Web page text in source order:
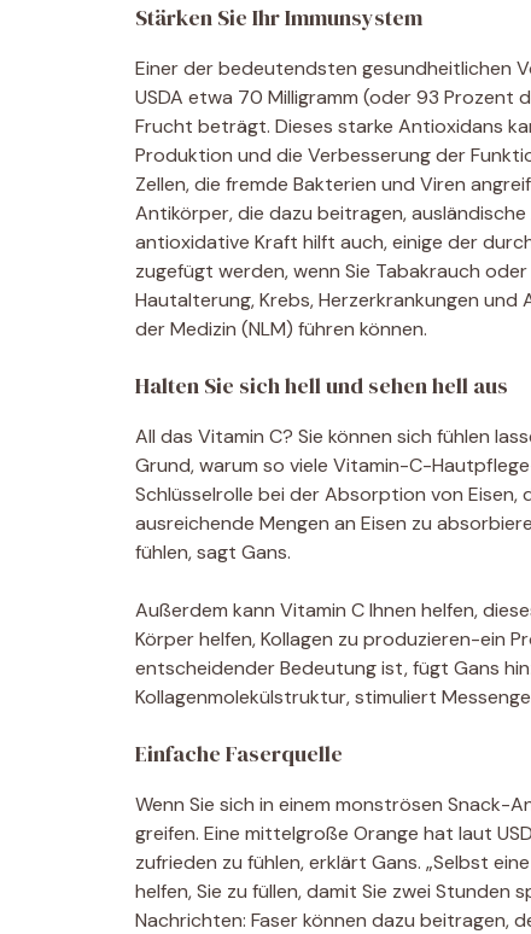
Stärken Sie Ihr Immunsystem
Einer der bedeutendsten gesundheitlichen
USDA etwa 70 Milligramm (oder 93 Prozent
Frucht beträgt. Dieses starke Antioxidans
Produktion und die Verbesserung der
Zellen, die fremde Bakterien und Viren
Antikörper, die dazu beitragen,
antioxidative Kraft hilft auch, einige der
zugefügt werden, wenn Sie Tabakrauch
Hautalterung, Krebs, Herzerkrankungen
der Medizin (NLM) führen können.
Halten Sie sich hell und sehen hell aus
All das Vitamin C? Sie können sich fühlen
Grund, warum so viele Vitamin-C-
Schlüsselrolle bei der Absorption von
ausreichende Mengen an Eisen zu
fühlen, sagt Gans.
Außerdem kann Vitamin C Ihnen helfen,
Körper helfen, Kollagen zu produzieren-ein
entscheidender Bedeutung ist, fügt Gans
Kollagenmolekülstruktur, stimuliert
Einfache Faserquelle
Wenn Sie sich in einem monströsen Snack-
greifen. Eine mittelgroße Orange hat laut
zufrieden zu fühlen, erklärt Gans. „Selbst
helfen, Sie zu füllen, damit Sie zwei Stunden
Nachrichten: Faser können dazu beitragen,